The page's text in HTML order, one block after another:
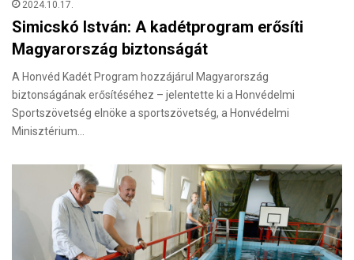
2024.10.17.
Simicskó István: A kadétprogram erősíti
Magyarország biztonságát
A Honvéd Kadét Program hozzájárul Magyarország
biztonságának erősítéséhez – jelentette ki a Honvédelmi
Sportszövetség elnöke a sportszövetség, a Honvédelmi
Minisztérium…